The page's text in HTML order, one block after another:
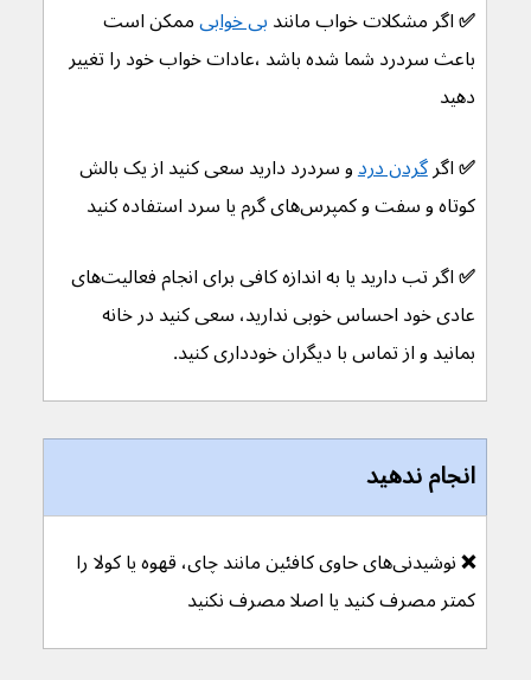
✅ اگر مشکلات خواب مانند بی خوابی ممکن است
باعث سردرد شما شده باشد ،عادات خواب خود را تغییر
دهید
✅ اگر گردن درد و سردرد دارید سعی کنید از یک بالش
کوتاه و سفت و کمپرس‌های گرم یا سرد استفاده کنید
✅
اگر تب دارید یا به اندازه کافی برای انجام فعالیت‌های
عادی خود احساس خوبی ندارید، سعی کنید در خانه
بمانید و از تماس با دیگران خودداری کنید.
انجام ندهید
❌
نوشیدنی‌های حاوی کافئین مانند چای، قهوه یا کولا را
کمتر مصرف کنید یا اصلا مصرف نکنید